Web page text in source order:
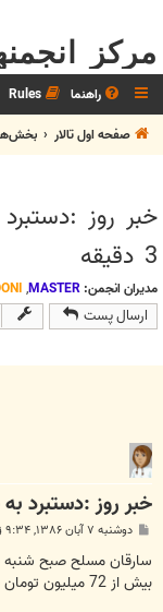
مرکز
راهنما Rules
صفحه اول تالار
خبر روز
3 دقيقه
مدیران انجمن: MASTER
,
ارسال پست
خبر روز :دستبرد به
ت
دوشنبه ۷ آبان ۱۳۸۶, ۹:۳۴ ق.ظ
سارقان مسلح صبح شنبه
بيش از 72 ميليون تومان به يغما بردند.